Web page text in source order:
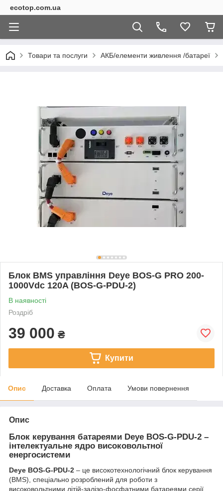
ecotop.com.ua
Товари та послуги АКБ/елементи живлення /батареї
Блок BMS управління Deye BOS-G PRO 200-
1000Vdc 120A (BOS-G-PDU-2)
В наявності
Роздріб
39 000 ₴
Купити
Опис Доставка Оплата Умови повернення
Опис
Блок керування батареями Deye BOS-G-PDU-2 –
інтелектуальне ядро високовольтної
енергосистеми
Deye BOS-G-PDU-2 – це високотехнологічний блок керування
(BMS), спеціально розроблений для роботи з
високовольтними літій-залізо-фосфатними батареями серії